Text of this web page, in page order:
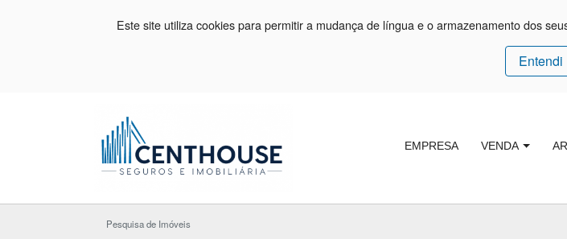
Este site utiliza cookies para permitir a mudança de língua e o armazenamento dos
Entendi
EMPRESA VENDA
Pesquisa de Imóveis